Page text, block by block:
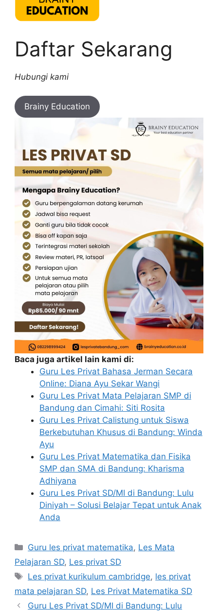
Daftar Sekarang
Hubungi kami
Brainy Education
Baca juga artikel lain kami di:
Guru Les Privat Bahasa Jerman Secara
Online: Diana Ayu Sekar Wangi
Guru Les Privat Mata Pelajaran SMP di
Bandung dan Cimahi: Siti Rosita
Guru Les Privat Calistung untuk Siswa
Berkebutuhan Khusus di Bandung: Winda
Ayu
Guru Les Privat Matematika dan Fisika
SMP dan SMA di Bandung: Kharisma
Adhiyana
Guru Les Privat SD/MI di Bandung: Lulu
Diniyah – Solusi Belajar Tepat untuk Anak
Anda
Categories
Guru les privat matematika, Les Mata
Pelajaran SD, Les privat SD
Tags
Les privat kurikulum cambridge, les privat
mata pelajaran SD, Les Privat Matematika SD
Guru Les Privat SD/MI di Bandung: Lulu